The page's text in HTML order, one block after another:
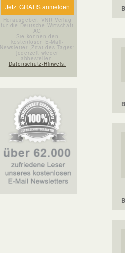
Herausgeber: VNR Verlag
für die Deutsche Wirtschaft
AG
Sie können den
kostenlosen E-Mail-
Newsletter „Zitat des Tages“
jederzeit wieder
abbestellen.
Datenschutz-Hinweis.